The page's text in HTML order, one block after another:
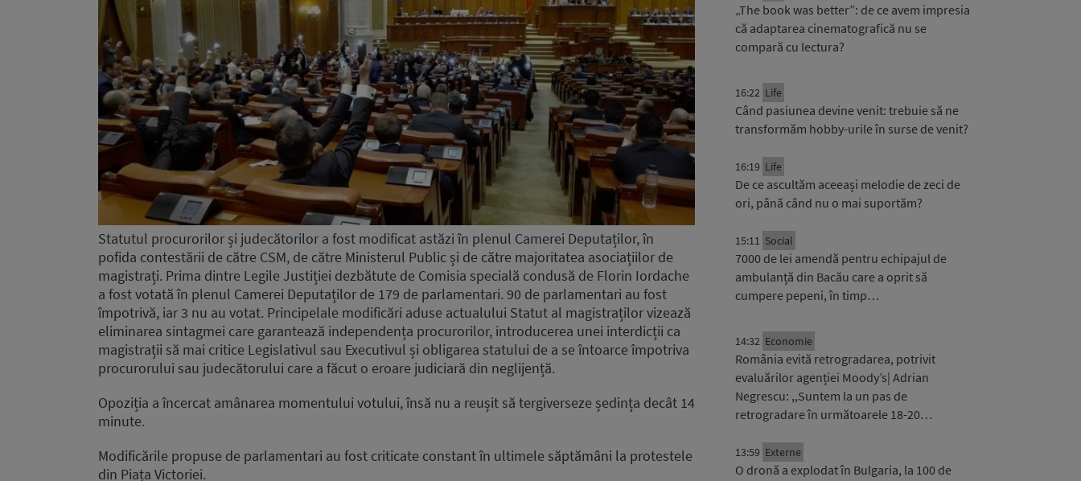
Statutul procurorilor și judecătorilor a fost modificat astăzi în plenul Camerei Deputaților, în
pofida contestării de către CSM, de către Ministerul Public și de către majoritatea asociațiilor de
magistrați. Prima dintre Legile Justiției dezbătute de Comisia specială condusă de Florin Iordache
a fost votată în plenul Camerei Deputaților de 179 de parlamentari. 90 de parlamentari au fost
împotrivă, iar 3 nu au votat. Principelale modificări aduse actualului Statut al magistraților vizează
eliminarea sintagmei care garantează independența procurorilor, introducerea unei interdicții ca
magistrații să mai critice Legislativul sau Executivul și obligarea statului de a se întoarce împotriva
procurorului sau judecătorului care a făcut o eroare judiciară din neglijență.
Opoziția a încercat amânarea momentului votului, însă nu a reușit să tergiverseze ședința decât 14
minute.
Modificările propuse de parlamentari au fost criticate constant în ultimele săptămâni la protestele
din Piața Victoriei.
„The book was better”: de ce avem impresia
că adaptarea cinematografică nu se
compară cu lectura?
16:22 Life
Când pasiunea devine venit: trebuie să ne
transformăm hobby-urile în surse de venit?
16:19 Life
De ce ascultăm aceeași melodie de zeci de
ori, până când nu o mai suportăm?
15:11 Social
7000 de lei amendă pentru echipajul de
ambulanță din Bacău care a oprit să
cumpere pepeni, în timp…
14:32 Economie
România evită retrogradarea, potrivit
evaluărilor agenției Moody’s| Adrian
Negrescu: ,,Suntem la un pas de
retrogradare în următoarele 18-20…
13:59 Externe
O dronă a explodat în Bulgaria, la 100 de